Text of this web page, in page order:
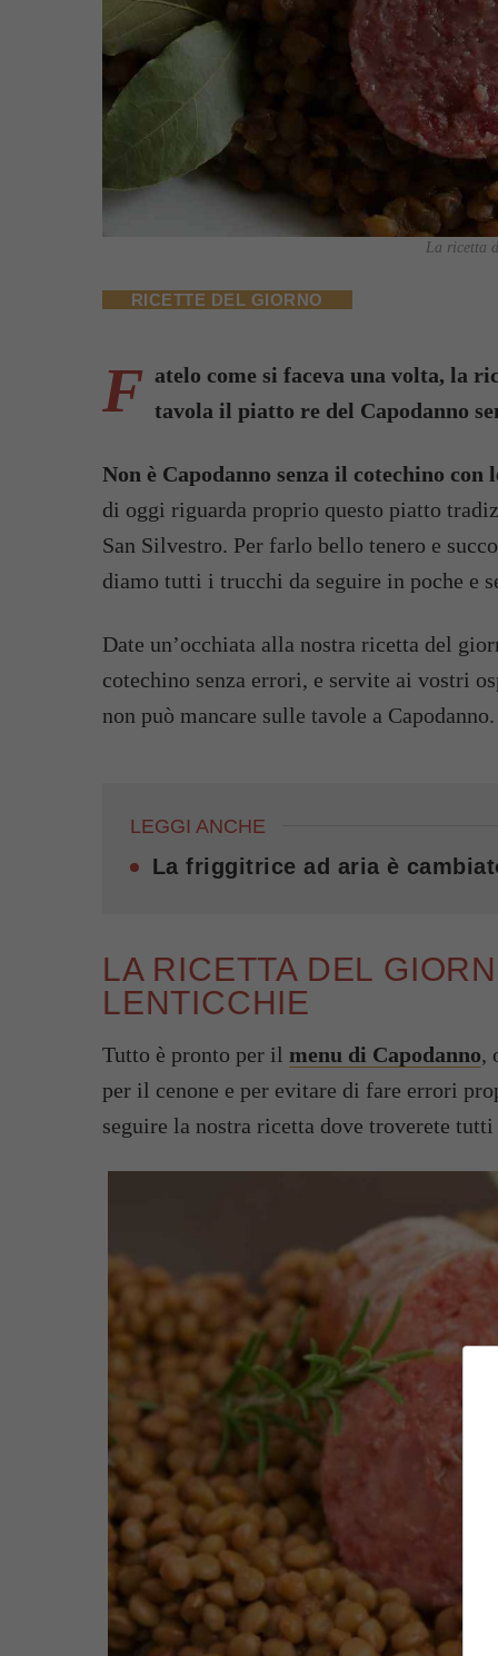
La ricetta
RICETTE DEL GIORNO
F atelo come si faceva una volta, la
tavola il piatto re del Capodanno
Non è Capodanno senza il cotechino con
di oggi riguarda proprio questo piatto
San Silvestro. Per farlo bello tenero e
diamo tutti i trucchi da seguire in poche e
Date un’occhiata alla nostra ricetta del
cotechino senza errori, e servite ai vostri
non può mancare sulle tavole a Capodanno.
LEGGI ANCHE
La friggitrice ad aria è
LA RICETTA DEL
LENTICCHIE
Tutto è pronto per il menu di Capodanno,
per il cenone e per evitare di fare errori
seguire la nostra ricetta dove troverete